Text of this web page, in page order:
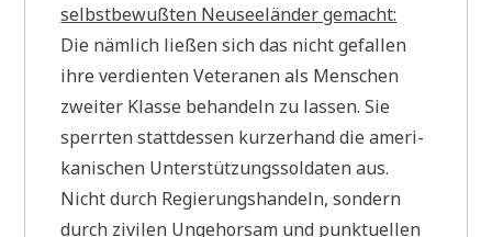
selbst­be­wuß­ten Neu­see­län­der gemacht:
Die näm­lich lie­ßen sich das nicht gefal­len
ihre ver­dien­ten Vete­ra­nen als Men­schen
zwei­ter Klas­se behan­deln zu las­sen. Sie
sperr­ten statt­des­sen kur­zer­hand die ame­ri­
ka­ni­schen Unter­stüt­zungs­sol­da­ten aus.
Nicht durch Regie­rungs­han­deln, son­dern
durch zivi­len Unge­hor­sam und punk­tu­el­len